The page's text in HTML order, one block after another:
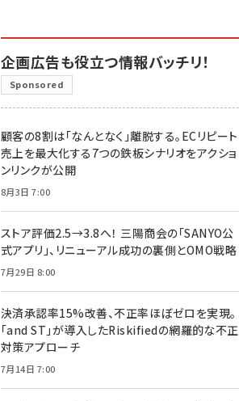
企画広告も役立つ情報バッチリ！
Sponsored
顧客の8割は「なんとなく」離脱する。ECリピート
売上を最大化する7つの鉄板シナリオをアクショ
ンリンクが公開
8月3日 7:00
ストア評価2.5→3.8へ！ 三陽商会の「SANYO公
式アプリ」、リニューアル成功の裏側とOMO戦略
7月29日 8:00
決済承認率15%改善、不正率ほぼゼロを実現。
「and ST」が導入したRiskifiedの網羅的な不正
対策アプローチ
7月14日 7:00